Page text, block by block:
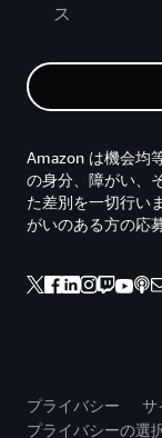
ス
Amazon は機会均
の身分、障がい、
た差別を一切行い
がいのある方の応
プライバシー
サ
プライバシーの選